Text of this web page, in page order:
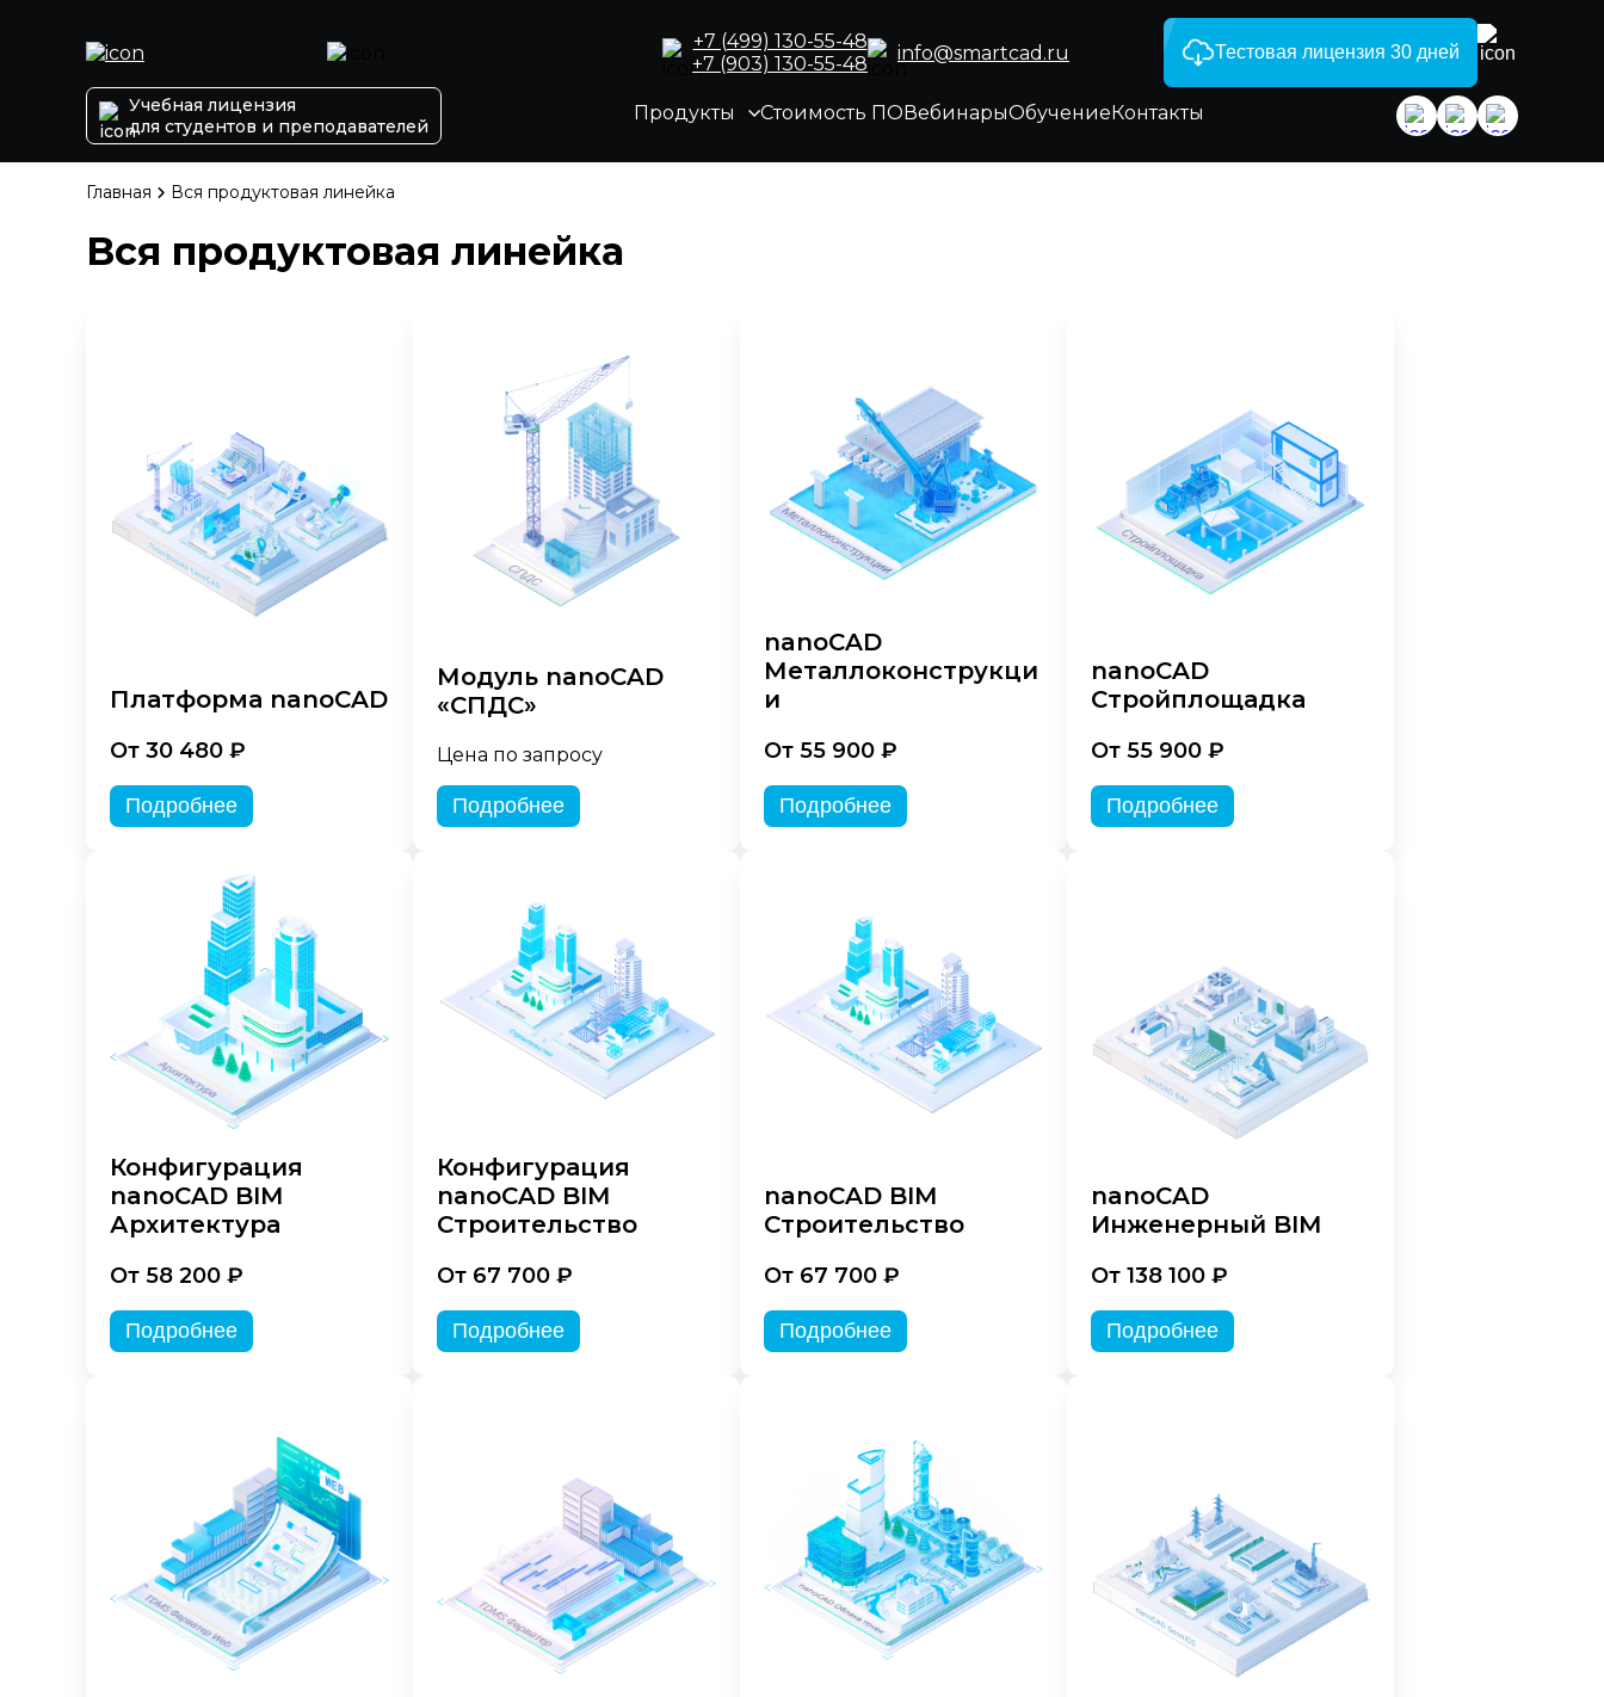
+7 (499) 130-55-48
+7 (903) 130-55-48
info@smartcad.ru Тестовая лицензия 30 дней
Учебная лицензия
для студентов и преподавателей
Продукты Стоимость ПОВебинарыОбучениеКонтакты
Главная Вся продуктовая линейка
Вся продуктовая линейка
Платформа nanoCAD
От 30 480 ₽
Подробнее
Модуль nanoCAD
«СПДС»
Цена по запросу
Подробнее
nanoCAD
Металлоконструкци
и
От 55 900 ₽
Подробнее
nanoCAD
Стройплощадка
От 55 900 ₽
Подробнее
Конфигурация
nanoCAD BIM
Архитектура
От 58 200 ₽
Подробнее
Конфигурация
nanoCAD BIM
Строительство
От 67 700 ₽
Подробнее
nanoCAD BIM
Строительство
От 67 700 ₽
Подробнее
nanoCAD
Инженерный BIM
От 138 100 ₽
Подробнее